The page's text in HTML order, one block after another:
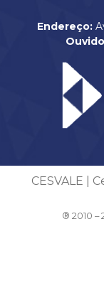
Endereço:
CESVALE |
® 2010 –